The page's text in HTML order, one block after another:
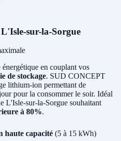
sur-la-Sorgue
en couplant vos
de stockage. SUD CONCEPT
lithium-ion permettant de
pour la consommer le soir. Idéal
L'Isle-sur-la-Sorgue souhaitant
à 80%.
haute capacité (5 à 15 kWh)